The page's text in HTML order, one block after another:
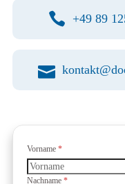
+49 89
Formular überspringen
Vorname *
Nachname *